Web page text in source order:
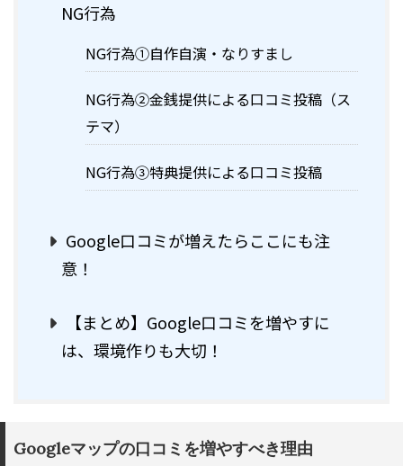
NG行為
NG行為①自作自演・なりすまし
NG行為②金銭提供による口コミ投稿（ス
テマ）
NG行為③特典提供による口コミ投稿
Google口コミが増えたらここにも注
意！
【まとめ】Google口コミを増やすに
は、環境作りも大切！
Googleマップの口コミを増やすべき理由